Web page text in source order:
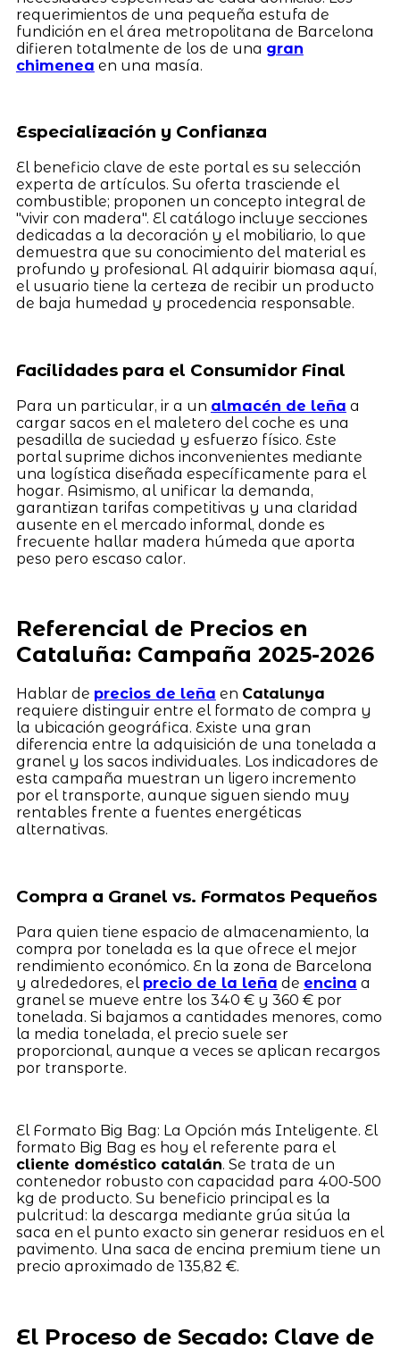
requerimientos de una pequeña estufa de
fundición en el área metropolitana de Barcelona
difieren totalmente de los de una gran
chimenea en una masía.
Especialización y Confianza
El beneficio clave de este portal es su selección
experta de artículos. Su oferta trasciende el
combustible; proponen un concepto integral de
"vivir con madera". El catálogo incluye secciones
dedicadas a la decoración y el mobiliario, lo que
demuestra que su conocimiento del material es
profundo y profesional. Al adquirir biomasa aquí,
el usuario tiene la certeza de recibir un producto
de baja humedad y procedencia responsable.
Facilidades para el Consumidor Final
Para un particular, ir a un almacén de leña a
cargar sacos en el maletero del coche es una
pesadilla de suciedad y esfuerzo físico. Este
portal suprime dichos inconvenientes mediante
una logística diseñada específicamente para el
hogar. Asimismo, al unificar la demanda,
garantizan tarifas competitivas y una claridad
ausente en el mercado informal, donde es
frecuente hallar madera húmeda que aporta
peso pero escaso calor.
Referencial de Precios en
Cataluña: Campaña 2025-2026
Hablar de precios de leña en Catalunya
requiere distinguir entre el formato de compra y
la ubicación geográfica. Existe una gran
diferencia entre la adquisición de una tonelada a
granel y los sacos individuales. Los indicadores de
esta campaña muestran un ligero incremento
por el transporte, aunque siguen siendo muy
rentables frente a fuentes energéticas
alternativas.
Compra a Granel vs. Formatos Pequeños
Para quien tiene espacio de almacenamiento, la
compra por tonelada es la que ofrece el mejor
rendimiento económico. En la zona de Barcelona
y alrededores, el precio de la leña de encina a
granel se mueve entre los 340 € y 360 € por
tonelada. Si bajamos a cantidades menores, como
la media tonelada, el precio suele ser
proporcional, aunque a veces se aplican recargos
por transporte.
El Formato Big Bag: La Opción más Inteligente. El
formato Big Bag es hoy el referente para el
cliente doméstico catalán. Se trata de un
contenedor robusto con capacidad para 400-500
kg de producto. Su beneficio principal es la
pulcritud: la descarga mediante grúa sitúa la
saca en el punto exacto sin generar residuos en el
pavimento. Una saca de encina premium tiene un
precio aproximado de 135,82 €.
El Proceso de Secado: Clave de